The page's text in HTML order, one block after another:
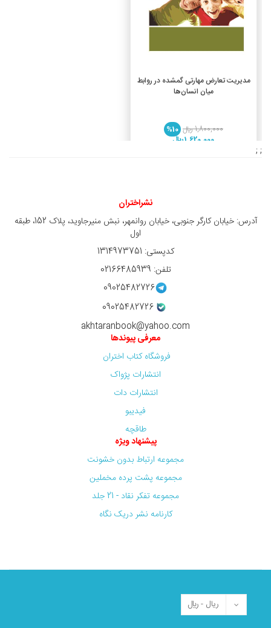
افزودن به سبد خرید
مدیریت تعارض مهارتی گمشده در روابط
میان انسان‌ها
1,800,000 ريال
%10
1,620,000 ريال
; ;
نشراختران
آدرس: خیابان کارگر جنوبی، خیابان روانمهر، نبش منیرجاوید، پلاک 152، طبقه
اول
کدپستی: 1314973751
تلفن: 02166485939
09025482726
09025482726
akhtaranbook@yahoo.com
معرفی پیوندها
فروشگاه کتاب اختران
انتشارات پژواک
انتشارات دات
فیدیبو
طاقچه
پیشنهاد ویژه
مجموعه ارتباط بدون خشونت
مجموعه پشت پرده مخملین
مجموعه تفکر نقاد - 21 جلد
کارنامه نشر دریک نگاه